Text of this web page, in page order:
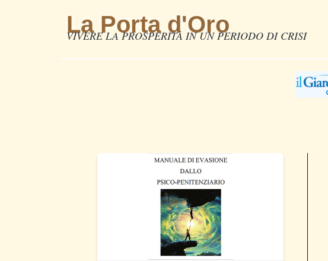
La Porta d'Oro
VIVERE LA PROSPERITÀ IN UN PERIODO DI CRISI